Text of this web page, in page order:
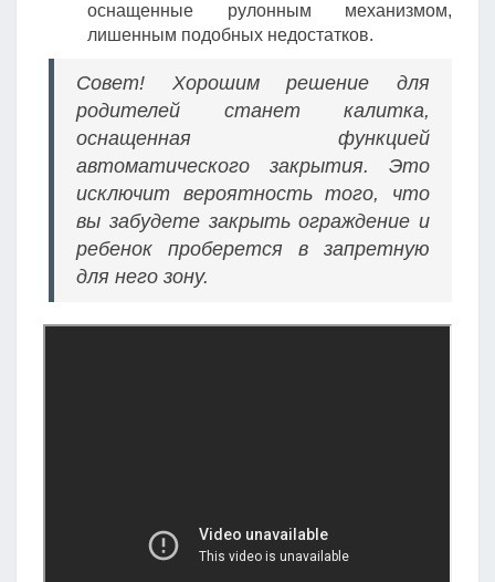
оснащенные рулонным механизмом,
лишенным подобных недостатков.
Совет! Хорошим решение для
родителей станет калитка,
оснащенная функцией
автоматического закрытия. Это
исключит вероятность того, что
вы забудете закрыть ограждение и
ребенок проберется в запретную
для него зону.